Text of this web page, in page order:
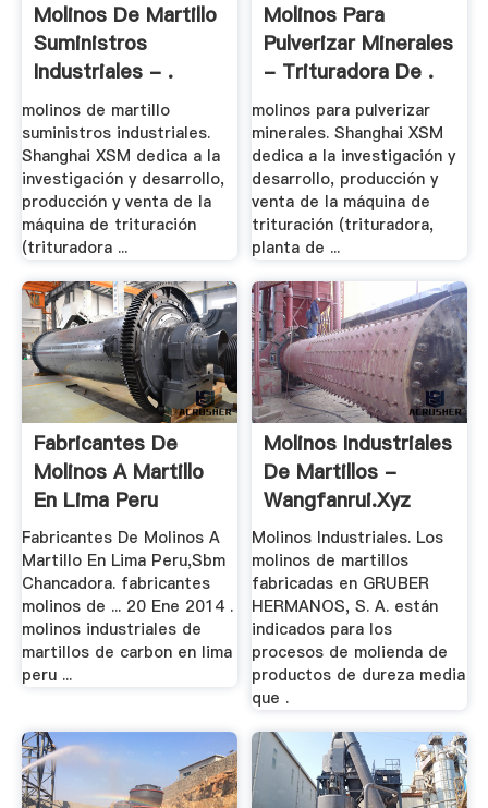
Molinos De Martillo
Suministros
Industriales - .
molinos de martillo
suministros industriales.
Shanghai XSM dedica a la
investigación y desarrollo,
producción y venta de la
máquina de trituración
(trituradora ...
Molinos Para
Pulverizar Minerales
- Trituradora De .
molinos para pulverizar
minerales. Shanghai XSM
dedica a la investigación y
desarrollo, producción y
venta de la máquina de
trituración (trituradora,
planta de ...
Fabricantes De
Molinos A Martillo
En Lima Peru
Fabricantes De Molinos A
Martillo En Lima Peru,Sbm
Chancadora. fabricantes
molinos de ... 20 Ene 2014 .
molinos industriales de
martillos de carbon en lima
peru ...
Molinos Industriales
De Martillos -
Wangfanrui.xyz
Molinos Industriales. Los
molinos de martillos
fabricadas en GRUBER
HERMANOS, S. A. están
indicados para los
procesos de molienda de
productos de dureza media
que .